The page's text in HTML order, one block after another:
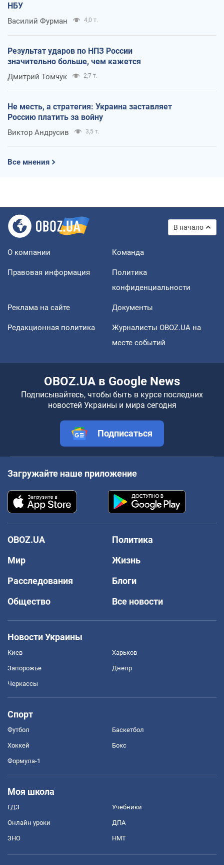
НБУ
Василий Фурман 4,0 т.
Результат ударов по НПЗ России
значительно больше, чем кажется
Дмитрий Томчук 2,7 т.
Не месть, а стратегия: Украина заставляет
Россию платить за войну
Виктор Андрусив 3,5 т.
Все мнения
В начало
О компании Команда
Правовая информация
Политика
конфиденциальности
Реклама на сайте Документы
Редакционная политика
Журналисты OBOZ.UA на
месте событий
OBOZ.UA в Google News
Подписывайтесь, чтобы быть в курсе последних
новостей Украины и мира сегодня
Подписаться
Загружайте наше приложение
OBOZ.UA
Политика
Мир
Жизнь
Расследования
Блоги
Общество
Все новости
Новости Украины
Киев Харьков
Запорожье Днепр
Черкассы
Спорт
Футбол Баскетбол
Хоккей Бокс
Формула-1
Моя школа
ГДЗ Учебники
Онлайн уроки ДПА
ЗНО НМТ